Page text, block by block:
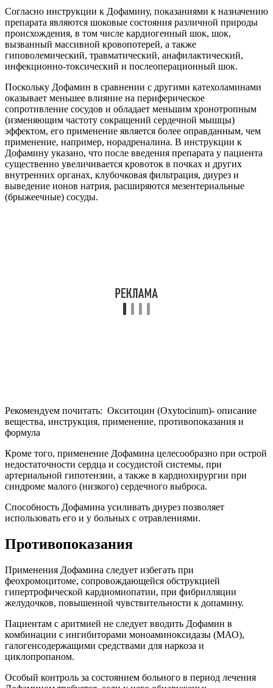
Согласно инструкции к Дофамину, показаниями к назначению
препарата являются шоковые состояния различной природы
происхождения, в том числе кардиогенный шок, шок,
вызванный массивной кровопотерей, а также
гиповолемический, травматический, анафилактический,
инфекционно-токсический и послеоперационный шок.
Поскольку Дофамин в сравнении с другими катехоламинами
оказывает меньшее влияние на периферическое
сопротивление сосудов и обладает меньшим хронотропным
(изменяющим частоту сокращений сердечной мышцы)
эффектом, его применение является более оправданным, чем
применение, например, норадреналина. В инструкции к
Дофамину указано, что после введения препарата у пациента
существенно увеличивается кровоток в почках и других
внутренних органах, клубочковая фильтрация, диурез и
выведение ионов натрия, расширяются мезентериальные
(брыжеечные) сосуды.
синдроме малого (низкого) сердечного выброса.
Способность Дофамина усиливать диурез позволяет
желудочков, повышенной чувствительности к допамину.
Пациентам с аритмией не следует вводить Дофамин в
галогенсодержащими средствами для наркоза и
циклопропаном.
Особый контроль за состоянием больного в период лечения